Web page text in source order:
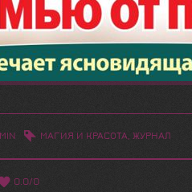
МАГИЯ И КРАСОТА,ЖУРНАЛ
0.0/0